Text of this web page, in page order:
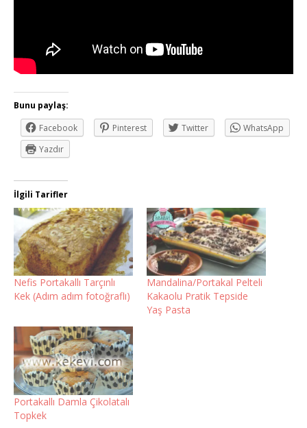
Bunu paylaş:
Facebook
Pinterest Twitter
WhatsApp
Yazdır
İlgili Tarifler
Nefis Portakallı Tarçınlı
Kek (Adım adım fotoğraflı)
Mandalina/Portakal Pelteli
Kakaolu Pratik Tepside
Yaş Pasta
Portakallı Damla Çikolatalı
Topkek